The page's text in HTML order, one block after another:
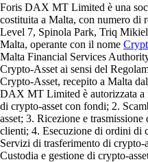
Foris DAX MT Limited è una
costituita a Malta, con numero di
Level 7, Spinola Park, Triq
Malta, operante con il nome
Malta Financial Services
Crypto-Asset ai sensi del
Crypto-Asset, recepito a Malta
DAX MT Limited è autorizzata a
di crypto-asset con fondi; 2.
asset; 3. Ricezione e
clienti; 4. Esecuzione di ordini di
Servizi di trasferimento di crypto-
Custodia e gestione di crypto-